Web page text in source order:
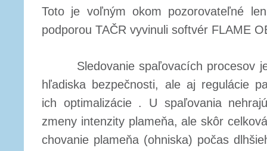
Toto je voľným okom pozorovateľné
podporou TAČR vyvinuli softvér FLAME
Sledovanie spaľovacích procesov je
hľadiska bezpečnosti, ale aj regulácie
ich optimalizácie . U spaľovania
zmeny intenzity plameňa, ale skôr
chovanie plameňa (ohniska) počas